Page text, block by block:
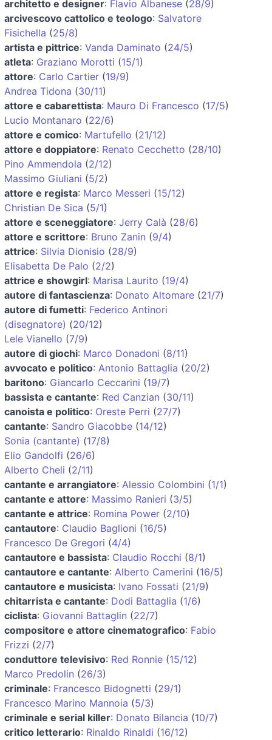
architetto e designer: Flavio Albanese (28/9)
arcivescovo cattolico e teologo: Salvatore
Fisichella (25/8)
artista e pittrice: Vanda Daminato (24/5)
atleta: Graziano Morotti (15/1)
attore: Carlo Cartier (19/9)
Andrea Tidona (30/11)
attore e cabarettista: Mauro Di Francesco (17/5)
Lucio Montanaro (22/6)
attore e comico: Martufello (21/12)
attore e doppiatore: Renato Cecchetto (28/10)
Pino Ammendola (2/12)
Massimo Giuliani (5/2)
attore e regista: Marco Messeri (15/12)
Christian De Sica (5/1)
attore e sceneggiatore: Jerry Calà (28/6)
attore e scrittore: Bruno Zanin (9/4)
attrice: Silvia Dionisio (28/9)
Elisabetta De Palo (2/2)
attrice e showgirl: Marisa Laurito (19/4)
autore di fantascienza: Donato Altomare (21/7)
autore di fumetti: Federico Antinori
(disegnatore) (20/12)
Lele Vianello (7/9)
autore di giochi: Marco Donadoni (8/11)
avvocato e politico: Antonio Battaglia (20/2)
baritono: Giancarlo Ceccarini (19/7)
bassista e cantante: Red Canzian (30/11)
canoista e politico: Oreste Perri (27/7)
cantante: Sandro Giacobbe (14/12)
Sonia (cantante) (17/8)
Elio Gandolfi (26/6)
Alberto Cheli (2/11)
cantante e arrangiatore: Alessio Colombini (1/1)
cantante e attore: Massimo Ranieri (3/5)
cantante e attrice: Romina Power (2/10)
cantautore: Claudio Baglioni (16/5)
Francesco De Gregori (4/4)
cantautore e bassista: Claudio Rocchi (8/1)
cantautore e cantante: Alberto Camerini (16/5)
cantautore e musicista: Ivano Fossati (21/9)
chitarrista e cantante: Dodi Battaglia (1/6)
ciclista: Giovanni Battaglin (22/7)
compositore e attore cinematografico: Fabio
Frizzi (2/7)
conduttore televisivo: Red Ronnie (15/12)
Marco Predolin (26/3)
criminale: Francesco Bidognetti (29/1)
Francesco Marino Mannoia (5/3)
criminale e serial killer: Donato Bilancia (10/7)
critico letterario: Rinaldo Rinaldi (16/12)